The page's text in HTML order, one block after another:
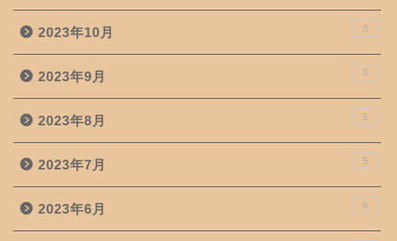
2023年10月 3
2023年9月 3
2023年8月 5
2023年7月 5
2023年6月 6